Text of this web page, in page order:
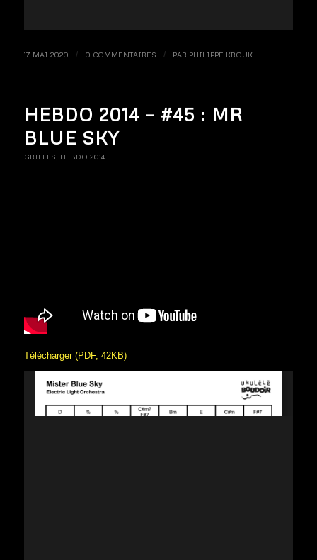
17 MAI 2020 / 0 COMMENTAIRES / PAR PHILIPPE KROUK
HEBDO 2014 – #45 : MR
BLUE SKY
GRILLES HEBDO 2014
Télécharger (PDF, 42KB)